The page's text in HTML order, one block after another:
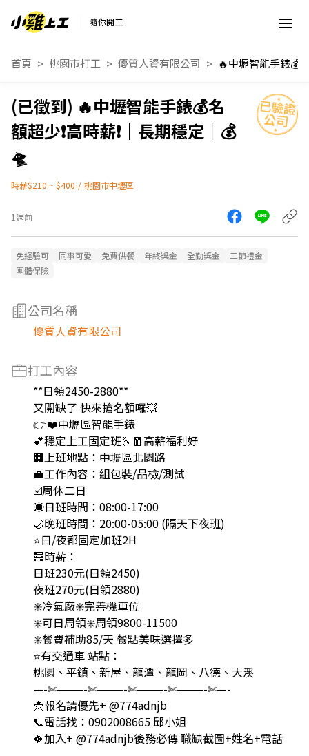
隨你開工
首頁 桃園市打工 優質人資有限公司
🔥中壢智能手錶💰名
額超少❗高時薪❗｜長期穩定｜💰
🛸
時薪$210 ~ $400 / 桃園市中壢區
1週前
免經驗可 同事可愛 免費供餐 年終獎金 全勤獎金
三節禮金
團體保險
公司名稱
優質人資有限公司
打工內容
**日領2450-2880**
又開缺了 快來搶名額囉💥
👉❤️中壢區智能手錶
💕穩定上工固定班🫰🧧高薪福利好
🏢上班地點：中壢區北園路
💼工作內容：組包裝/品檢/測試
☑️周休二日
☀️日班時間：08:00-17:00
🌙晚班時間：20:00-05:00 (隔天下夜班)
⭐日/夜都固定加班2H
🧮時薪：
日班230元(日領2450)
夜班270元(日領2880)
✳️冷氣廠✳️完善機車位
✳️可日周領✳️周領9800-11500
✳️餐費補助85/天 餐點美味選擇多
⭐有交通車 站點：
桃園、平鎮、新屋、龍潭、龍岡、八德、大溪
—-✄———-✄———-✄———-✄———-✄—-
📩報名請優先+ @774adnjb
📞電話找：0902008665 邱小姐
🍀加入+ @774adnjb後務必傳 職缺截圖+姓名+電話